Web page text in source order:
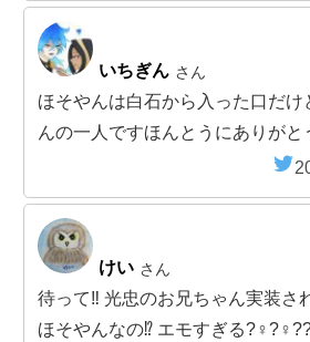
いちぎん さん
ほそやんは白石から入った口だけ
んの一人ですほんとうにありがと
けい さん
待って‼︎ 光忠のお兄ちゃん実装さ
ほそやんなの⁉︎ エモすぎる